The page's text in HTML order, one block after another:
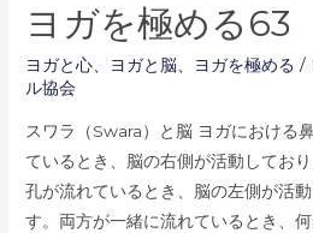
極
る
ヨガを極める63
ヨガと心 ヨガと脳 ヨガを極める /
ル協会
スワラ（Swara）と脳 ヨガにおける
ているとき、脳の右側が活動してお
孔が流れているとき、脳の左側が活
す。両方が一緒に流れているとき、何